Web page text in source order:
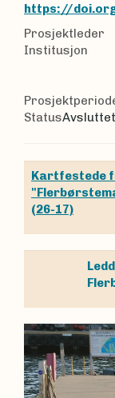
https://
Prosjektleder
Institusjon
StatusAvsluttet
Kartfestede
(26-17)